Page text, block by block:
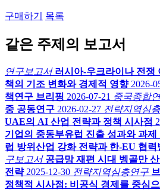
구매하기 목록
같은 주제의 보고서
연구보고서 러시아-우크라이나 전쟁
책의 기조 변화와 경제적 영향 2026-
책연구 브리핑 2026-07-21 중국종합
중 공동연구 2026-02-27 전략지역심
UAE의 AI 산업 전략과 정책 시사점
기업의 중동부유럽 진출 성과와 과제
럽 방위산업 강화 전략과 한-EU 협력
구보고서 공급망 재편 시대 벵골만
전략 2025-12-30 전략지역심층연구
정책적 시사점: 비공식 경제를 중심